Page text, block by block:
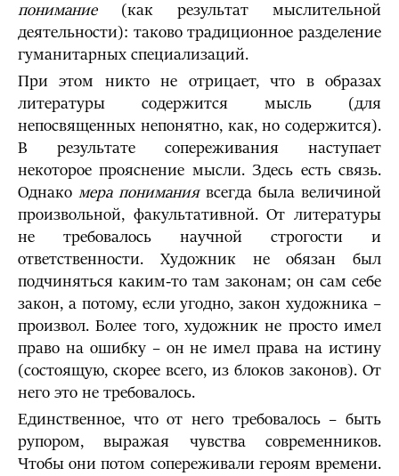
понимание(как результат мыслительной
деятельности): таково традиционное разделение
гуманитарных специализаций.
При этом никто не отрицает, что в образах
литературы содержится мысль (для
непосвященных непонятно, как, но содержится).
В результате сопереживания наступает
некоторое прояснение мысли. Здесь есть связь.
Однако мера пониманиявсегда была величиной
произвольной, факультативной. От литературы
не требовалось научной строгости и
ответственности. Художник не обязан был
подчиняться каким-то там законам; он сам себе
закон, а потому, если угодно, закон художника –
произвол. Более того, художник не просто имел
право на ошибку – он не имел права на истину
(состоящую, скорее всего, из блоков законов). От
него это не требовалось.
Единственное, что от него требовалось – быть
рупором, выражая чувства современников.
Чтобы они потом сопереживали героям времени.